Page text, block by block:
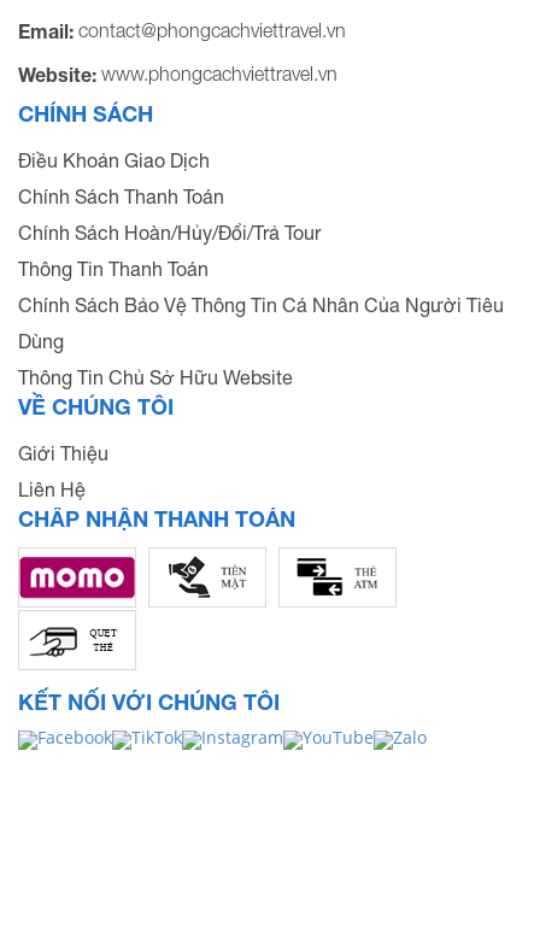
Email: contact@phongcachviettravel.vn
Website: www.phongcachviettravel.vn
CHÍNH SÁCH
Điều Khoản Giao Dịch
Chính Sách Thanh Toán
Chính Sách Hoàn/Hủy/Đổi/Trả Tour
Thông Tin Thanh Toán
Chính Sách Bảo Vệ Thông Tin Cá Nhân Của Người Tiêu
Dùng
Thông Tin Chủ Sở Hữu Website
VỀ CHÚNG TÔI
Giới Thiệu
Liên Hệ
CHẤP NHẬN THANH TOÁN
KẾT NỐI VỚI CHÚNG TÔI